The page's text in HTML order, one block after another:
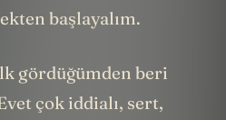
başlayalım.
gördüğümden beri
çok iddialı, sert,